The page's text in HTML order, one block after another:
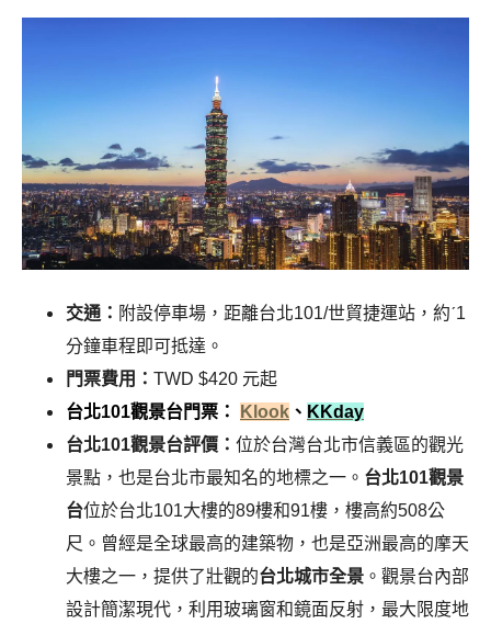
交通： 附設停車場，距離台北101/世貿捷運站，約ˊ1
分鐘車程即可抵達。
門票費用： TWD $420 元起
台北101觀景台門票：
Klook 、 KKday
台北101觀景台評價： 位於台灣台北市信義區的觀光
景點，也是台北市最知名的地標之一。 台北101觀景
台位於台北101大樓的89樓和91樓，樓高約508公
尺。曾經是全球最高的建築物，也是亞洲最高的摩天
大樓之一，提供了壯觀的台北城市全景 。觀景台內部
設計簡潔現代，利用玻璃窗和鏡面反射，最大限度地